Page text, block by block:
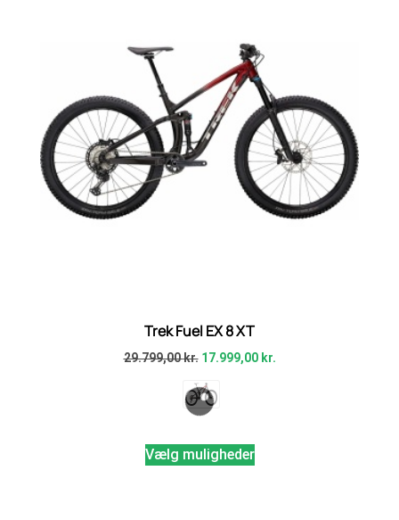
Trek Fuel EX 8 XT
29.799,00kr. 17.999,00 kr.
Vælg muligheder